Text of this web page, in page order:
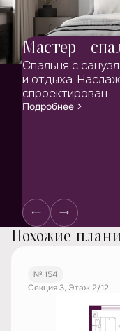
Мастер -
Спальня с
и отдыха.
спроектирован.
Подробнее
Похожие
№ 154
Секция 3, Этаж 2/12